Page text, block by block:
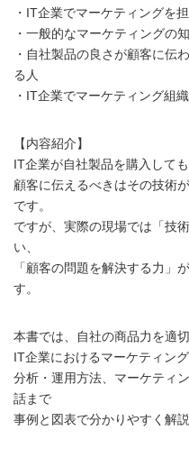
・IT企業でマーケティングを
・一般的なマーケティングの
・自社製品の良さが顧客に伝
る人
・IT企業でマーケティング組
【内容紹介】
IT企業が自社製品を購入しても
顧客に伝えるべきはその技術
です。
ですが、実際の現場では「技
い、
「顧客の問題を解決する力」
す。
本書では、自社の商品力を適
IT企業におけるマーケティン
分析・運用方法、マーケティ
話まで
事例と図表で分かりやすく解説